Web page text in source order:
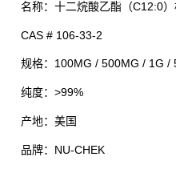
名称：十二烷酸乙酯（C12:0
CAS # 106-33-2
规格： 100MG / 500MG / 1G /
纯度： >99%
产地：美国
品牌： NU-CHEK